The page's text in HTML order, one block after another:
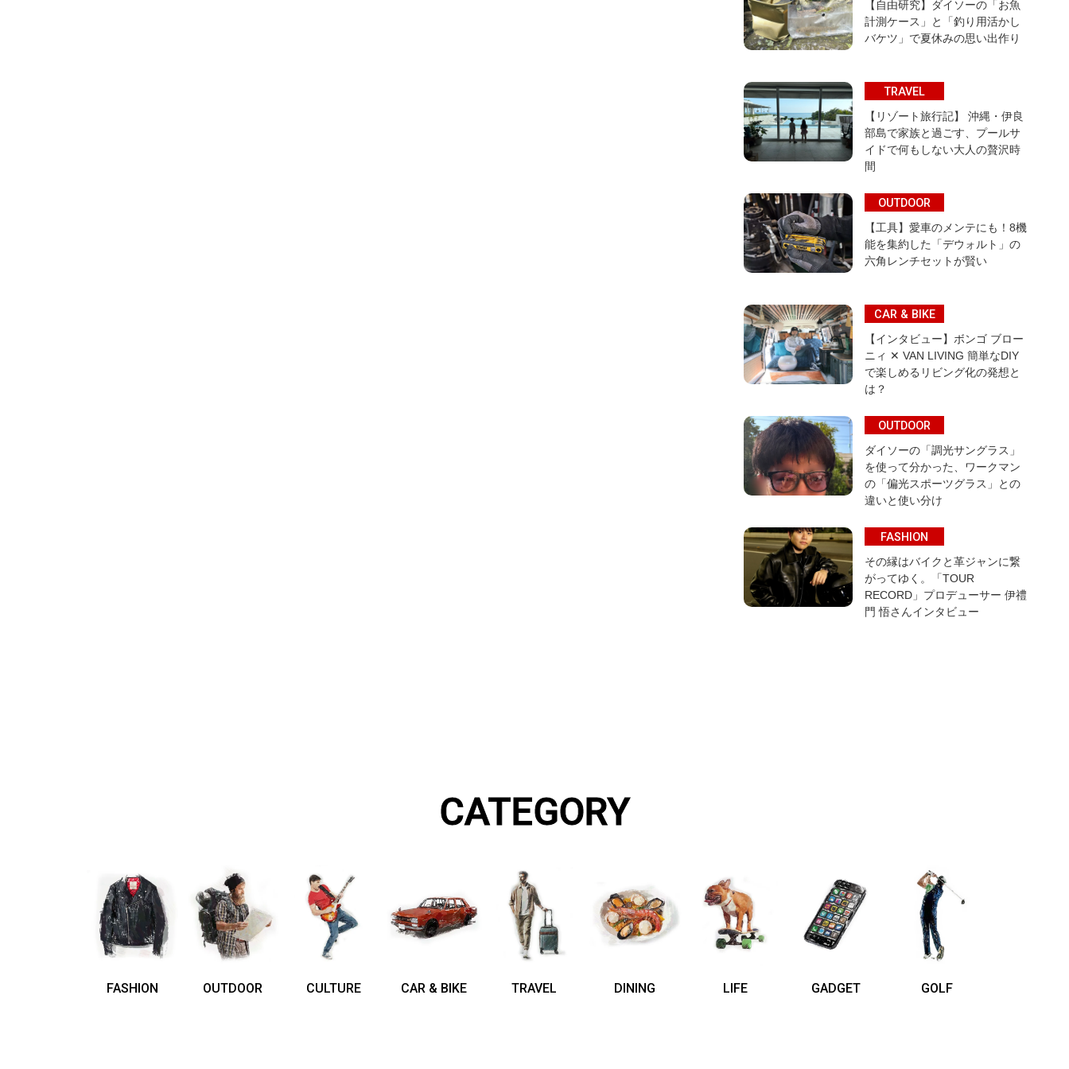
【自由研究】ダイソーの「お魚
計測ケース」と「釣り用活かし
バケツ」で夏休みの思い出作り
TRAVEL
【リゾート旅行記】 沖縄・伊良
部島で家族と過ごす、プールサ
イドで何もしない大人の贅沢時
間
OUTDOOR
【工具】愛車のメンテにも！8機
能を集約した「デウォルト」の
六角レンチセットが賢い
CAR & BIKE
【インタビュー】ボンゴ ブロー
ニィ ✕ VAN LIVING 簡単なDIY
で楽しめるリビング化の発想と
は？
OUTDOOR
ダイソーの「調光サングラス」
を使って分かった、ワークマン
の「偏光スポーツグラス」との
違いと使い分け
FASHION
その縁はバイクと革ジャンに繋
がってゆく。「TOUR
RECORD」プロデューサー 伊禮
門 悟さんインタビュー
CATEGORY
FASHION OUTDOOR CULTURE CAR & BIKE TRAVEL DINING LIFE GADGET GOLF